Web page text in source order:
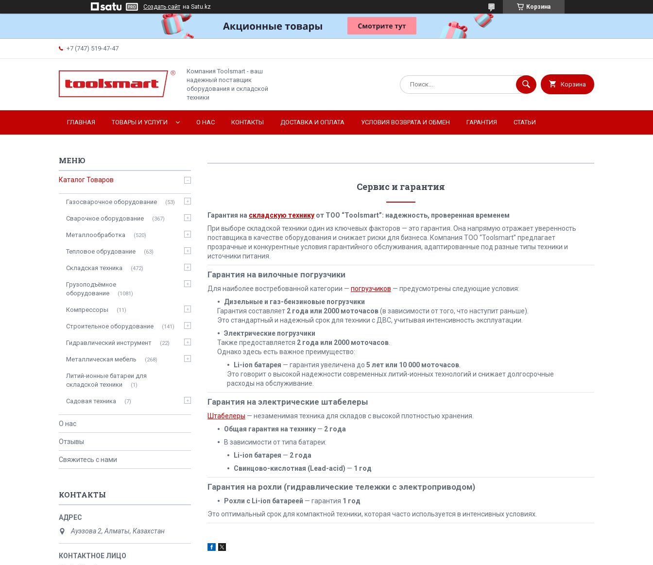
Создать сайт на Satu.kz Корзина
+7 (747) 519-47-47
Компания Toolsmart - ваш
надежный поставщик
оборудования и складской
техники
Корзина
ГЛАВНАЯ ТОВАРЫ И УСЛУГИ О НАС КОНТАКТЫ ДОСТАВКА И ОПЛАТА УСЛОВИЯ ВОЗВРАТА И ОБМЕН ГАРАНТИЯ СТАТЬИ
Сервис и гарантия
Гарантия на складскую технику от TOO “Toolsmart”: надежность, проверенная временем
При выборе складской техники один из ключевых факторов — это гарантия. Она напрямую отражает уверенность
поставщика в качестве оборудования и снижает риски для бизнеса. Компания TOO “Toolsmart” предлагает
прозрачные и конкурентные условия гарантийного обслуживания, адаптированные под разные типы техники и
источники питания.
Гарантия на вилочные погрузчики
Для наиболее востребованной категории — погрузчиков — предусмотрены следующие условия:
Дизельные и газ-бензиновые погрузчики
Гарантия составляет 2 года или 2000 моточасов(в зависимости от того, что наступит раньше).
Это стандартный и надежный срок для техники с ДВС, учитывая интенсивность эксплуатации.
Электрические погрузчики
Также предоставляется 2 года или 2000 моточасов
Однако здесь есть важное преимущество:
Li-ion батарея — гарантия увеличена до 5 лет или 10 000 моточасов
Это говорит о высокой надежности современных литий-ионных технологий и снижает долгосрочные
расходы на обслуживание.
Гарантия на электрические штабелеры
Штабелеры — незаменимая техника для складов с высокой плотностью хранения.
Общая гарантия на технику — 2 года
В зависимости от типа батареи:
Li-ion батарея — 2 года
Свинцово-кислотная (Lead-acid) — 1 год
Гарантия на рохли (гидравлические тележки с электроприводом)
Рохли с Li-ion батареей — гарантия 1 год
Это оптимальный срок для компактной техники, которая часто используется в интенсивных условиях.
Каталог Товаров
Газосварочное оборудование 53
Сварочное оборудование 367
Металлообработка 520
Тепловое обрудование 63
Складская техника 472
Грузоподъёмное
оборудование
1081
Компрессоры 11
Строительное оборудование 141
Гидравлический инструмент 22
Металлическая мебель 268
Литий-ионные батареи для
складской техники
1
Садовая техника 7
О нас
Отзывы
Свяжитесь с нами
КОНТАКТЫ
Ауэзова 2, Алматы, Казахстан